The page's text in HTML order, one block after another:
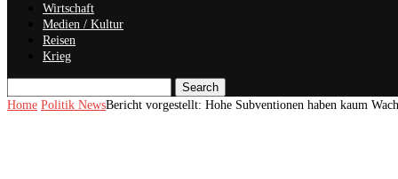
Wirtschaft
Medien / Kultur
Reisen
Krieg
Search
Home Politik NewsBericht vorgestellt: Hohe Subventionen haben kaum